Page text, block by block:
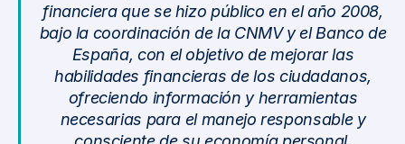
financiera que se hizo público en el año 2008,
bajo la coordinación de la CNMV y el Banco de
España, con el objetivo de mejorar las
habilidades financieras de los ciudadanos,
ofreciendo información y herramientas
necesarias para el manejo responsable y